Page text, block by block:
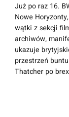
Już po raz 16.
Nowe
wątki z sekcji
archiwów,
ukazuje
przestrzeń
Thatcher po